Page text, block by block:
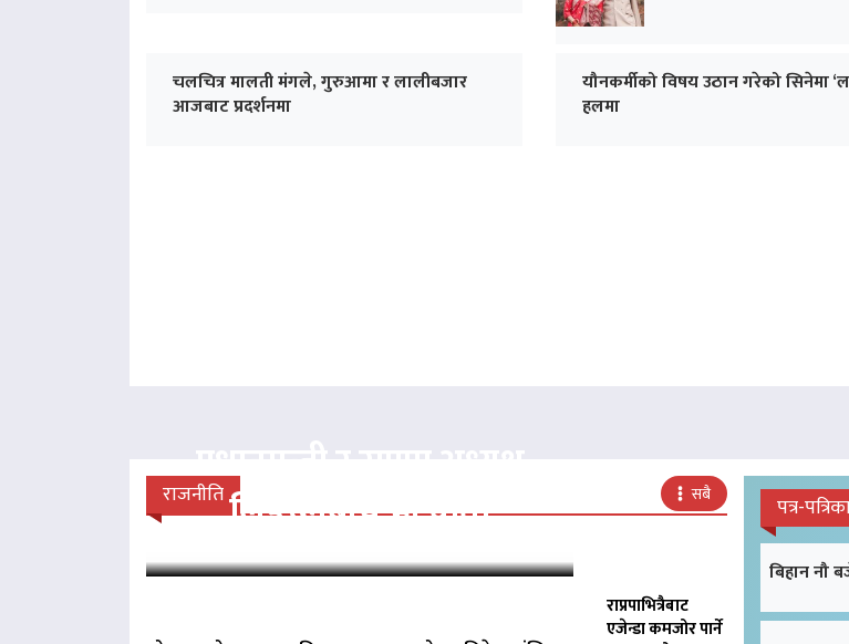
चलचित्र मालती मंगले, गुरुआमा र लालीबजार
आजबाट प्रदर्शनमा
यौनकर्मीको विषय उठान गरेको सिनेमा
हलमा
राजनीति सबै
प्रधानमन्त्री र राप्रपा अध्यक्ष
लिङदेनबीच भेटवार्ता
राप्रपाभित्रैबाट
एजेन्डा कमजोर पार्ने
पत्र-
बिहान नौ